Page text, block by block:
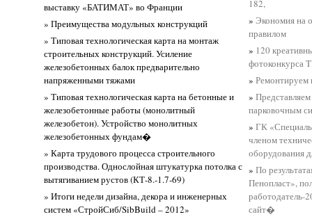
выставку «БАТИМАТ» во Франции
» Преимущества модульных конструкций
» Типовая технологическая карта на монтаж
строительных конструкций. Усиление
железобетонных балок предварительно
напряженными тяжами
» Типовая технологическая карта на бетонные и
железобетонные работы (монолитный
железобетон). Устройство монолитных
железобетонных фундам�
» Карта трудового процесса строительного
производства. Однослойная штукатурка потолка с
вытягиванием рустов (КТ-8.-1.7-69)
» Итоги недели дизайна, декора и инженерных
систем «СтройСиб/SibBuild – 2012»
182,
»Экономия на
правилом
» 120
фотоконкурса
»Ремонтируем
»
парковочным
»ГК
членом
оборудования
»По
Пенопласт»,
работодатель-
сайт�